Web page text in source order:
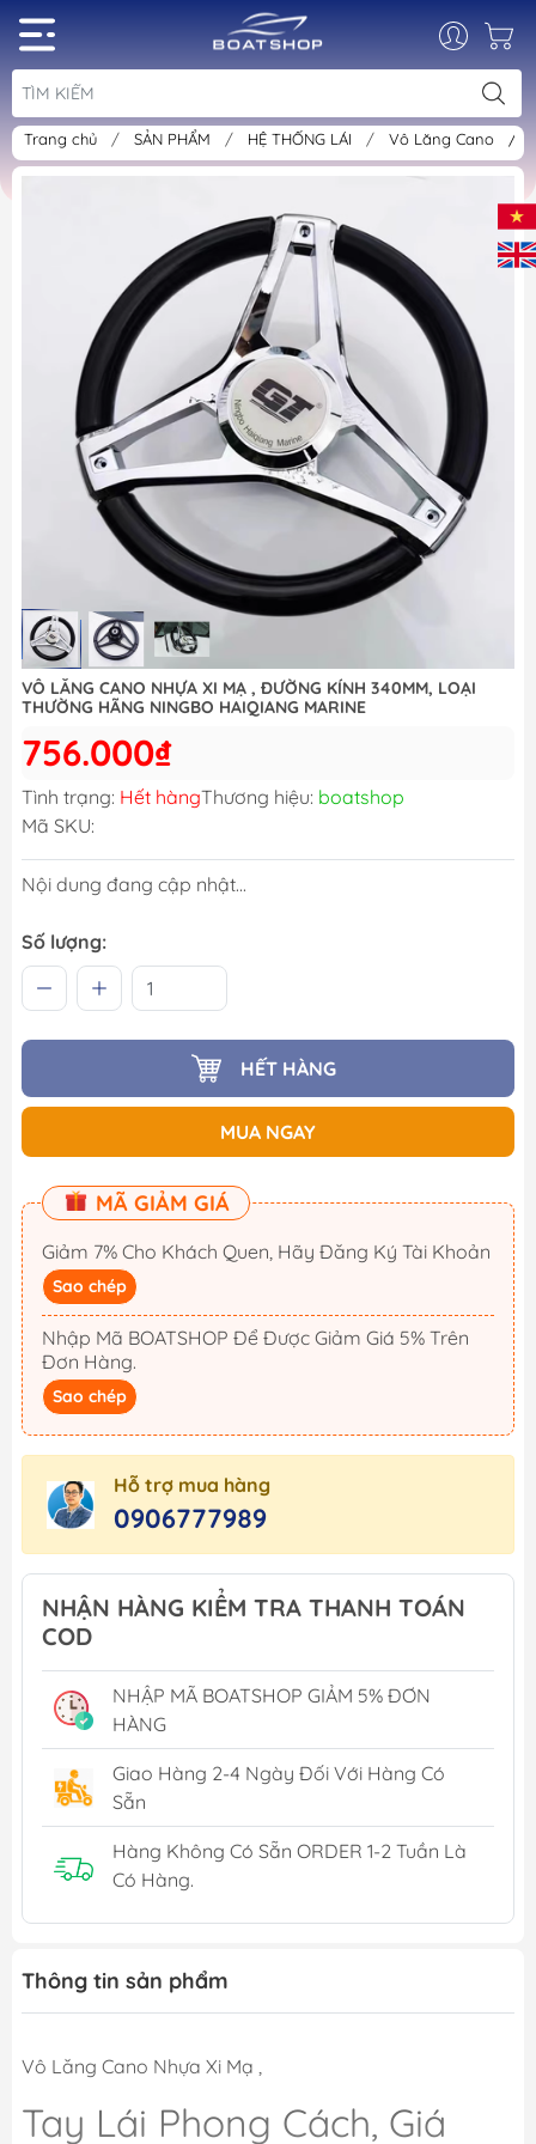
Trang chủ / SẢN PHẨM / HỆ THỐNG LÁI / Vô Lăng Cano /
VÔ LĂNG CANO NHỰA XI MẠ , ĐƯỜNG KÍNH 340MM, LOẠI
THƯỜNG HÃNG NINGBO HAIQIANG MARINE
756.000₫
Tình trạng: Hết hàngThương hiệu: boatshop
Mã SKU:
Nội dung đang cập nhật...
Số lượng:
HẾT HÀNG
MUA NGAY
MÃ GIẢM GIÁ
Giảm 7% Cho Khách Quen, Hãy Đăng Ký Tài Khoản
Sao chép
Nhập Mã BOATSHOP Để Được Giảm Giá 5% Trên
Đơn Hàng.
Sao chép
Hỗ trợ mua hàng
0906777989
NHẬN HÀNG KIỂM TRA THANH TOÁN
COD
NHẬP MÃ BOATSHOP GIẢM 5% ĐƠN
HÀNG
Giao Hàng 2-4 Ngày Đối Với Hàng Có
Sẵn
Hàng Không Có Sẵn ORDER 1-2 Tuần Là
Có Hàng.
Thông tin sản phẩm
Vô Lăng Cano Nhựa Xi Mạ ,
Tay Lái Phong Cách, Giá